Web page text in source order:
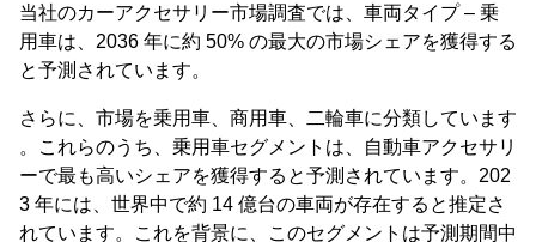
当社のカーアクセサリー市場調査では、車両タイプ – 乗
用車は、2036 年に約 50% の最大の市場シェアを獲得する
と予測されています。
さらに、市場を乗用車、商用車、二輪車に分類しています
。これらのうち、乗用車セグメントは、自動車アクセサリ
ーで最も高いシェアを獲得すると予測されています。202
3 年には、世界中で約 14 億台の車両が存在すると推定さ
れています。これを背景に、このセグメントは予測期間中